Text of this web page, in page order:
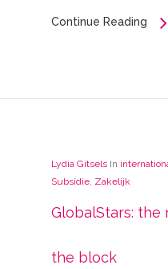
Continue Reading
Lydia Gitsels In
Subsidie, Zakelijk
GlobalStars: the
the block